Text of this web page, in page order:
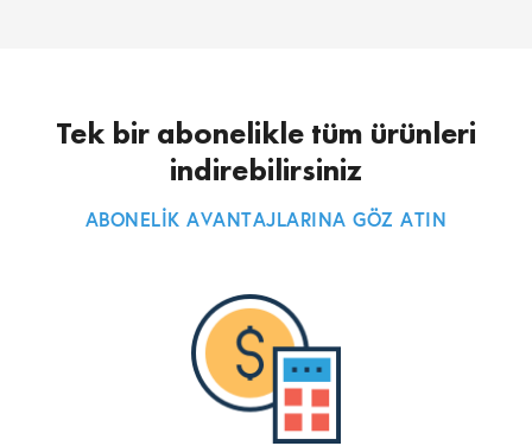
Tek bir abonelikle tüm ürünleri
indirebilirsiniz
ABONELİK AVANTAJLARINA GÖZ ATIN